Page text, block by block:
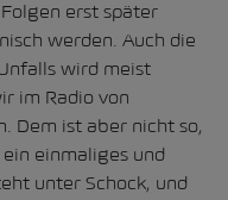
erst später
werden. Auch die
wird meist
im Radio von
Dem ist aber nicht so,
einmaliges und
unter Schock, und